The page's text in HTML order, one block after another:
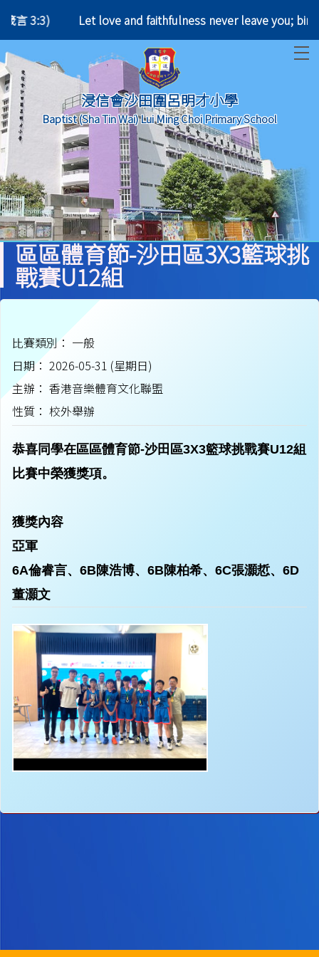
言 3:3) Let love and faithfulness never leave you;
浸信會沙田圍呂明才小學
Baptist (Sha Tin Wai) Lui Ming Choi Primary School
區區體育節-沙田區3X3籃球挑
戰賽U12組
比賽類別： 一般
日期： 2026-05-31 (星期日)
主辦： 香港音樂體育文化聯盟
性質： 校外舉辦
恭喜同學在區區體育節-沙田區3X3籃球挑戰賽U12組
比賽中榮獲獎項。
獲獎內容
亞軍
6A倫睿言、6B陳浩博、6B陳柏希、6C張灝悊、6D
董灝文